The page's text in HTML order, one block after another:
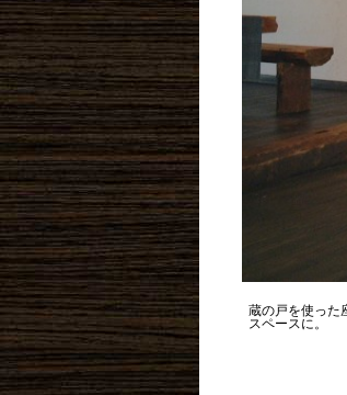
蔵の戸を使った
スペースに。